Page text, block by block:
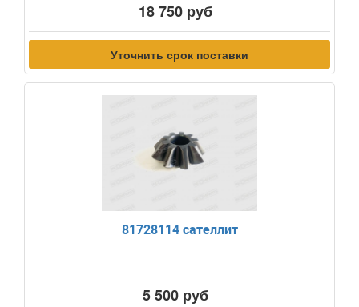
18 750 руб
Уточнить срок поставки
81728114 сателлит
5 500 руб